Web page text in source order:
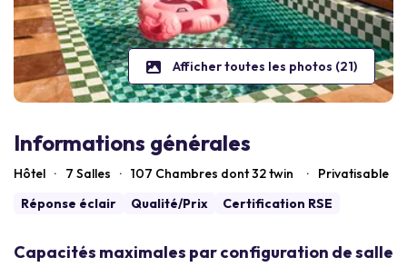
Afficher toutes les photos (21)
Informations générales
Hôtel · 7 Salles · 107 Chambres dont 32 twin ·
Privatisable
Réponse éclair
Qualité/Prix Certification RSE
Capacités maximales par configuration de salle